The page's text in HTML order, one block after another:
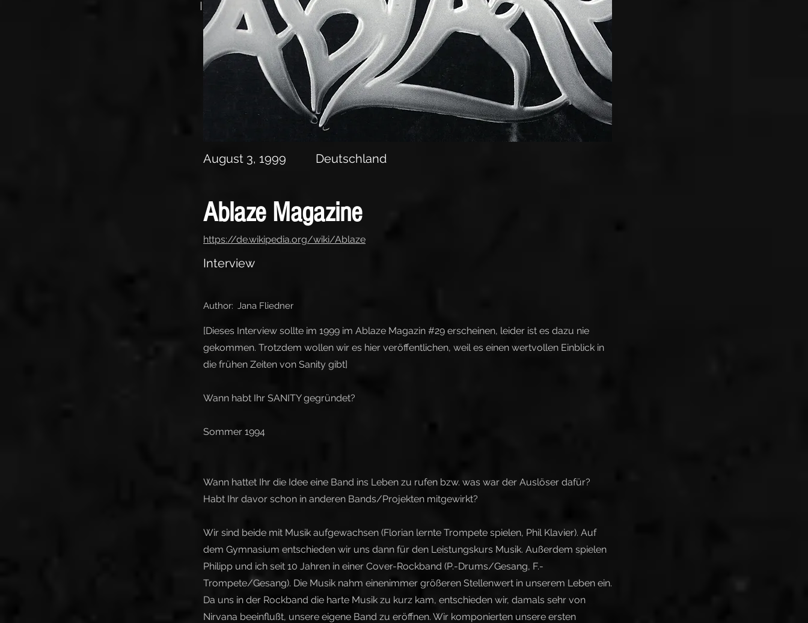
Interview
August 3, 1999 Deutschland
Ablaze Magazine
https://de.wikipedia.org/wiki/Ablaze
Interview
Author: Jana Fliedner
[Dieses Interview sollte im 1999 im Ablaze Magazin #29 erscheinen, leider ist es dazu nie
gekommen. Trotzdem wollen wir es hier veröffentlichen, weil es einen wertvollen Einblick in
die frühen Zeiten von Sanity gibt]
Wann habt Ihr SANITY gegründet?
Sommer 1994
Wann hattet Ihr die Idee eine Band ins Leben zu rufen bzw. was war der Auslöser dafür?
Habt Ihr davor schon in anderen Bands/Projekten mitgewirkt?
Wir sind beide mit Musik aufgewachsen (Florian lernte Trompete spielen, Phil Klavier). Auf
dem Gymnasium entschieden wir uns dann für den Leistungskurs Musik. Außerdem spielen
Philipp und ich seit 10 Jahren in einer Cover-Rockband (P.-Drums/Gesang, F.-
Trompete/Gesang). Die Musik nahm einenimmer größeren Stellenwert in unserem Leben ein.
Da uns in der Rockband die harte Musik zu kurz kam, entschieden wir, damals sehr von
Nirvana beeinflußt, unsere eigene Band zu eröffnen. Wir komponierten unsere ersten